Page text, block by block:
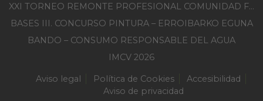
XXI TORNEO REMONTE PROFESIONAL COMUNIDAD FORAL NAVARRA
BASES III. CONCURSO PINTURA – ERROIBARKO EGUNA
BANDO – CONSUMO RESPONSABLE DEL AGUA
IMCV 2026
Aviso legal Política de Cookies
Accesibilidad
Aviso de privacidad